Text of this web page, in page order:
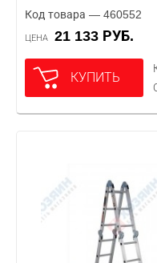
Код товара — 460552
ЦЕНА 21 133 РУБ.
КУПИТЬ